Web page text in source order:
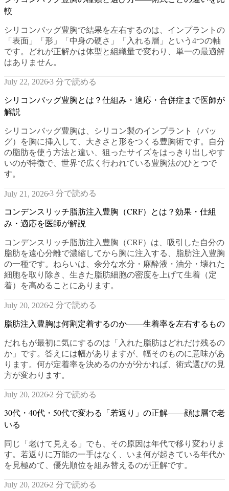
較
シリコンバッグ豊胸で結果を左右するのは、インプラントの
「表面」「形」「中身の硬さ」「入れる層」という4つの軸
です。どれが正解かは体型と組織量で変わり、単一の最適解
はありません。
July 22, 20263 分で読める
シリコンバッグ豊胸とは？仕組み・適応・合併症まで医師が
解説
シリコンバッグ豊胸は、シリコン製のインプラント（バッ
グ）を胸に挿入して、大きさと形をつくる豊胸術です。自分
の脂肪を使う方法と違い、狙ったサイズをはっきり出しやす
いのが特徴で、世界で広く行われている豊胸法のひとつで
す。
July 21, 20263 分で読める
コンデンスリッチ脂肪注入豊胸（CRF）とは？効果・仕組
み・適応を医師が解説
コンデンスリッチ脂肪注入豊胸（CRF）は、吸引した自分の
脂肪を遠心分離で濃縮してから胸に注入する、脂肪注入豊胸
の一種です。ねらいは、余分な水分・麻酔液・油分・壊れた
細胞を取り除き、生きた脂肪細胞の密度を上げて生着（定
着）を高めることにあります。
July 20, 2026 2 分で読める
脂肪注入豊胸は何割定着するのか——生着率を左右するもの
だれもが最初に気にするのは「入れた脂肪はどれだけ残るの
か」です。答えには幅がありますが、幅そのものに意味があ
ります。何が定着率を決めるのかが分かれば、術式選びの見
方が変わります。
July 20, 2026 2 分で読める
30代・40代・50代で変わる「若返り」の正解——顔は層で老
いる
同じ「老けて見える」でも、その原因は年代で移り変わりま
す。若返りに万能の一手はなく、いま何が起きている年代か
を見極めて、優先順位を組み替えるのが正解です。
July 20, 2026 2 分で読める